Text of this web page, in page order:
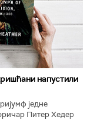
напустили
једне
Питер Хедер